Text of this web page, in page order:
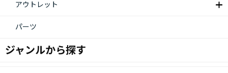
アウトレット
パーツ
ジャンルから探す